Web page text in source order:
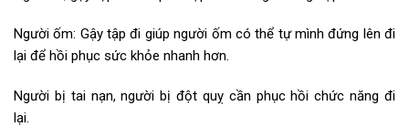
Người ốm: Gậy tập đi giúp người ốm có thể tự mình đứng lên đi
lại để hồi phục sức khỏe nhanh hơn.
Người bị tai nạn, người bị đột quỵ cần phục hồi chức năng đi
lại.